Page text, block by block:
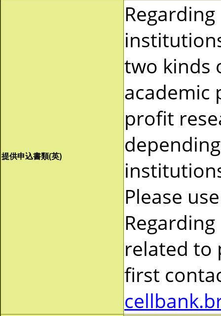
提供申込書類(英)
two kinds
academic
profit
Please
related to
first